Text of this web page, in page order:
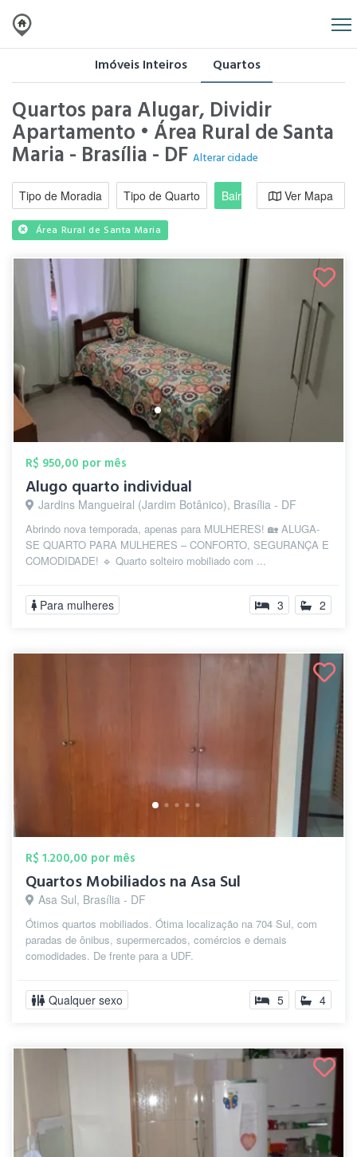
Imóveis Inteiros Quartos
Quartos para Alugar, Dividir
Apartamento • Área Rural de Santa
Maria - Brasília - DF Alterar cidade
Tipo de Moradia Tipo de Quarto Bairro / RegiãoVer Mapa
Área Rural de Santa Maria
R$ 950,00 por mês
Alugo quarto individual
Jardins Mangueiral (Jardim Botânico), Brasília - DF
Abrindo nova temporada, apenas para MULHERES! 🏡 ALUGA-
SE QUARTO PARA MULHERES – CONFORTO, SEGURANÇA E
COMODIDADE! 🔹 Quarto solteiro mobiliado com ...
Para mulheres 3 2
R$ 1.200,00 por mês
Quartos Mobiliados na Asa Sul
Asa Sul, Brasília - DF
Ótimos quartos mobiliados. Ótima localização na 704 Sul, com
paradas de ônibus, supermercados, comércios e demais
comodidades. De frente para a UDF.
Qualquer sexo 5 4